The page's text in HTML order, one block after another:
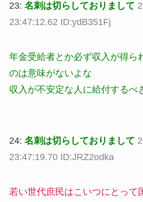
23: 名刺は切らしておりまして
23:47:12.62 ID:ydB351Fj
年金受給者とか必ず収入が得ら
のは意味がないよな
収入が不安定な人に給付するべ
24: 名刺は切らしておりまして
23:47:19.70 ID:JRZ2odka
若い世代庶民はこいつにとって